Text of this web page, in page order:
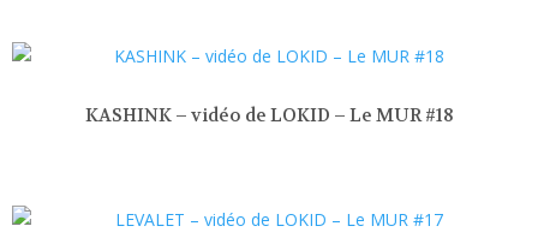
KASHINK – vidéo de LOKID – Le MUR #18